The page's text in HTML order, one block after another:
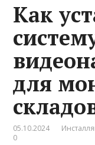
Как
для
05.10.2024
0